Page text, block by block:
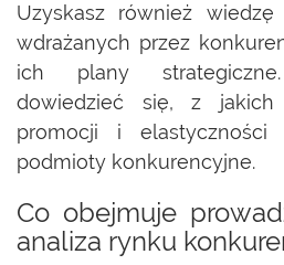
Uzyskasz również
wdrażanych przez
ich plany
dowiedzieć się, z jakich
promocji i elastyczności
podmioty konkurencyjne.
Co obejmuje
analiza rynku